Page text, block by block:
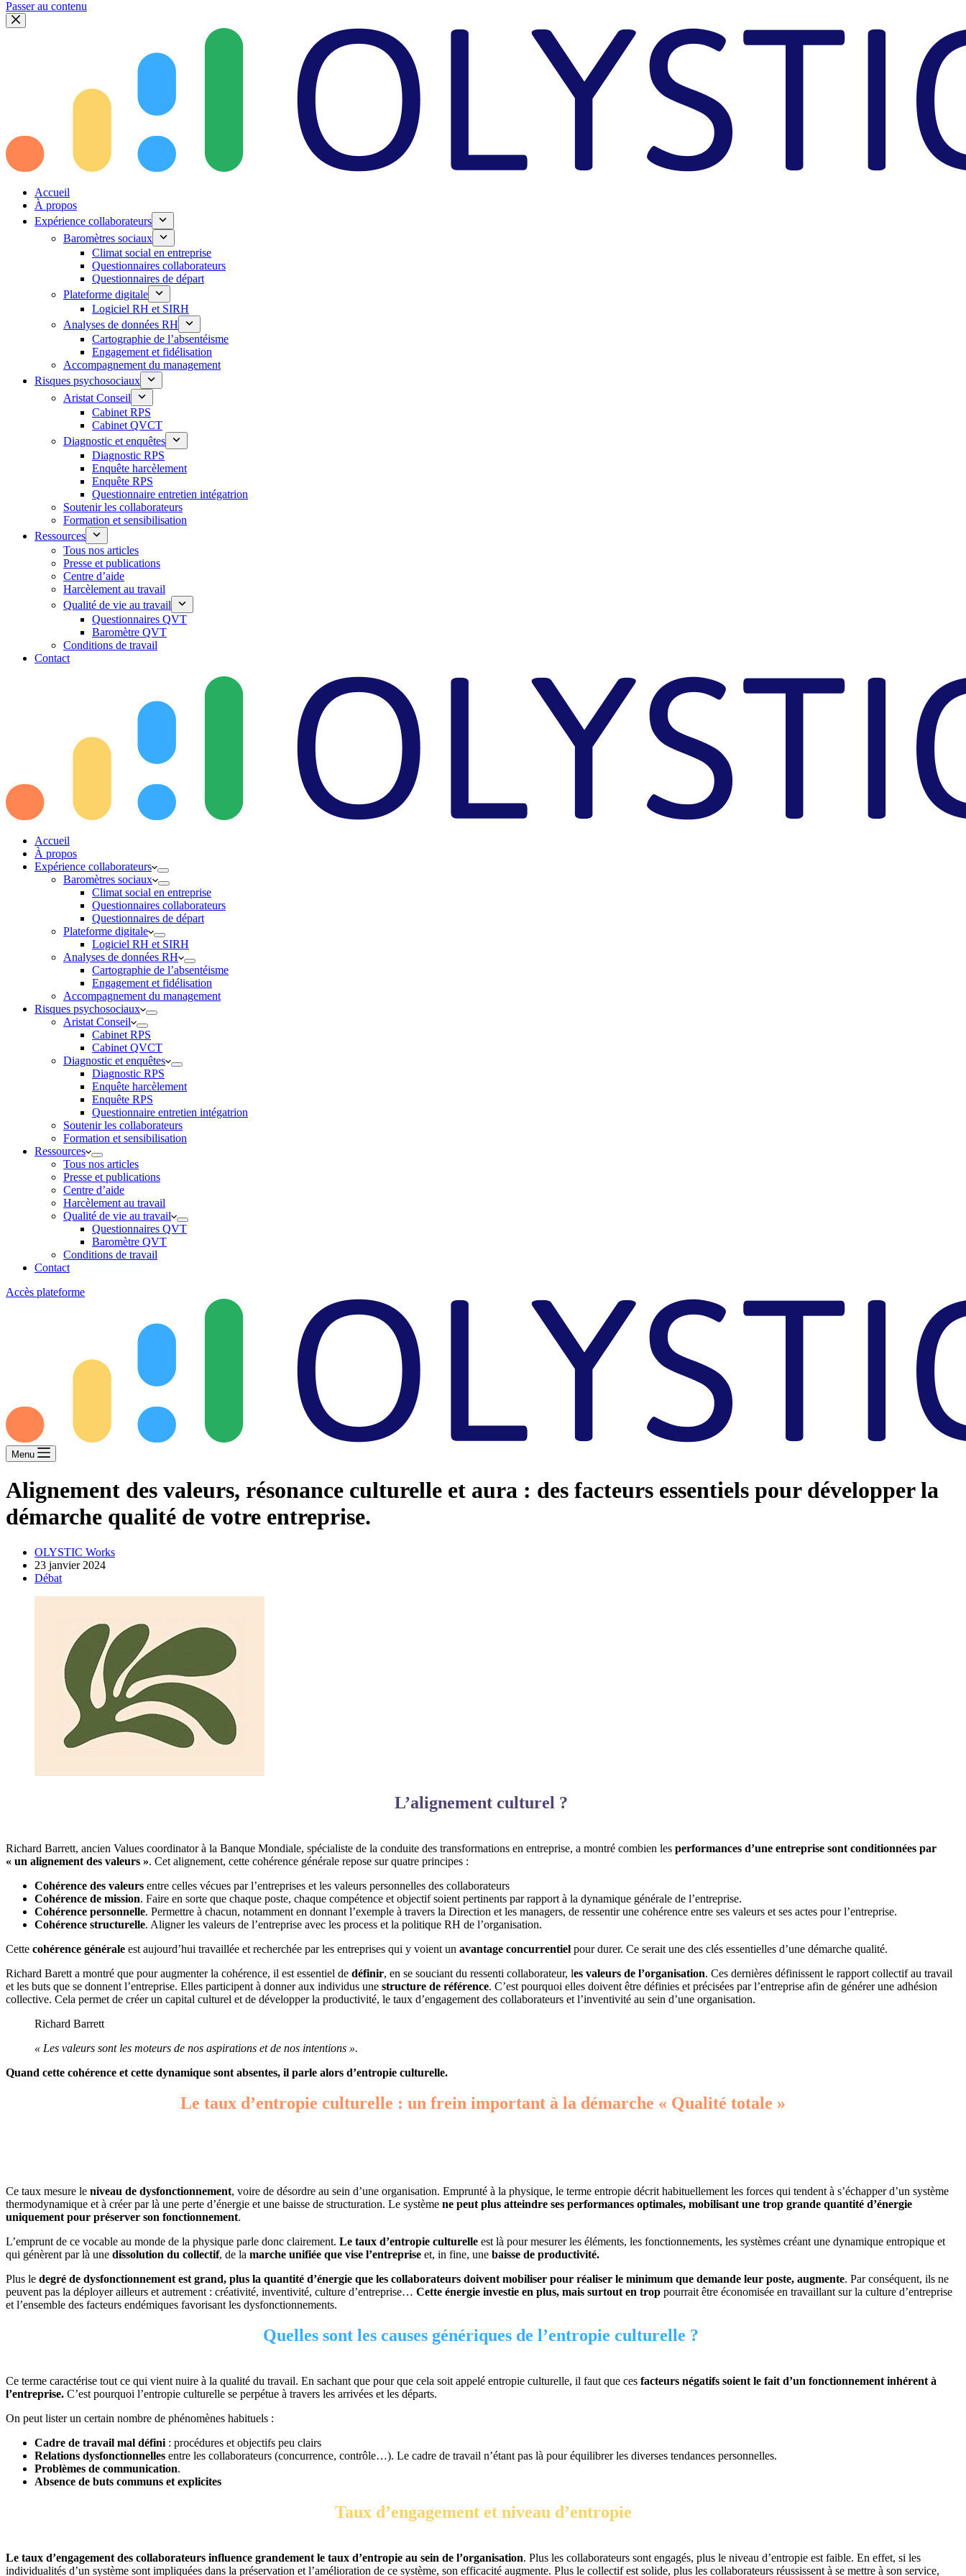
Passer au contenu
Accueil
À propos
Expérience collaborateurs
Baromètres sociaux
Climat social en entreprise
Questionnaires collaborateurs
Questionnaires de départ
Plateforme digitale
Logiciel RH et SIRH
Analyses de données RH
Cartographie de l’absentéisme
Engagement et fidélisation
Accompagnement du management
Risques psychosociaux
Aristat Conseil
Cabinet RPS
Cabinet QVCT
Diagnostic et enquêtes
Diagnostic RPS
Enquête harcèlement
Enquête RPS
Questionnaire entretien intégatrion
Soutenir les collaborateurs
Formation et sensibilisation
Ressources
Tous nos articles
Presse et publications
Centre d’aide
Harcèlement au travail
Qualité de vie au travail
Questionnaires QVT
Baromètre QVT
Conditions de travail
Contact
Accueil
À propos
Expérience collaborateurs
Baromètres sociaux
Climat social en entreprise
Questionnaires collaborateurs
Questionnaires de départ
Plateforme digitale
Logiciel RH et SIRH
Analyses de données RH
Cartographie de l’absentéisme
Engagement et fidélisation
Accompagnement du management
Risques psychosociaux
Aristat Conseil
Cabinet RPS
Cabinet QVCT
Diagnostic et enquêtes
Diagnostic RPS
Enquête harcèlement
Enquête RPS
Questionnaire entretien intégatrion
Soutenir les collaborateurs
Formation et sensibilisation
Ressources
Tous nos articles
Presse et publications
Centre d’aide
Harcèlement au travail
Qualité de vie au travail
Questionnaires QVT
Baromètre QVT
Conditions de travail
Contact
Accès plateforme
Menu
Alignement des valeurs, résonance culturelle et aura : des facteurs essentiels pour développer la
démarche qualité de votre entreprise.
OLYSTIC Works
23 janvier 2024
Débat
L’alignement culturel ?
Richard Barrett, ancien Values coordinator à la Banque Mondiale, spécialiste de la conduite des transformations en entreprise, a montré combien les performances d’une entreprise sont conditionnées par
« un alignement des valeurs ». Cet alignement, cette cohérence générale repose sur quatre principes :
Cohérence des valeurs entre celles vécues par l’entreprises et les valeurs personnelles des collaborateurs
Cohérence de mission. Faire en sorte que chaque poste, chaque compétence et objectif soient pertinents par rapport à la dynamique générale de l’entreprise.
Cohérence personnelle. Permettre à chacun, notamment en donnant l’exemple à travers la Direction et les managers, de ressentir une cohérence entre ses valeurs et ses actes pour l’entreprise.
Cohérence structurelle. Aligner les valeurs de l’entreprise avec les process et la politique RH de l’organisation.
Cette cohérence générale est aujourd’hui travaillée et recherchée par les entreprises qui y voient un avantage concurrentiel pour durer. Ce serait une des clés essentielles d’une démarche qualité.
Richard Barett a montré que pour augmenter la cohérence, il est essentiel de définir, en se souciant du ressenti collaborateur, les valeurs de l’organisation. Ces dernières définissent le rapport collectif au travail
et les buts que se donnent l’entreprise. Elles participent à donner aux individus une structure de référence. C’est pourquoi elles doivent être définies et précisées par l’entreprise afin de générer une adhésion
collective. Cela permet de créer un capital culturel et de développer la productivité, le taux d’engagement des collaborateurs et l’inventivité au sein d’une organisation.
Richard Barrett
« Les valeurs sont les moteurs de nos aspirations et de nos intentions ».
Quand cette cohérence et cette dynamique sont absentes, il parle alors d’entropie culturelle.
Le taux d’entropie culturelle : un frein important à la démarche « Qualité totale »
Ce taux mesure le niveau de dysfonctionnement, voire de désordre au sein d’une organisation. Emprunté à la physique, le terme entropie décrit habituellement les forces qui tendent à s’échapper d’un système
thermodynamique et à créer par là une perte d’énergie et une baisse de structuration. Le système ne peut plus atteindre ses performances optimales, mobilisant une trop grande quantité d’énergie
uniquement pour préserver son fonctionnement.
L’emprunt de ce vocable au monde de la physique parle donc clairement. Le taux d’entropie culturelle est là pour mesurer les éléments, les fonctionnements, les systèmes créant une dynamique entropique et
qui génèrent par là une dissolution du collectif, de la marche unifiée que vise l’entreprise et, in fine, une baisse de productivité.
Plus le degré de dysfonctionnement est grand, plus la quantité d’énergie que les collaborateurs doivent mobiliser pour réaliser le minimum que demande leur poste, augmente. Par conséquent, ils ne
peuvent pas la déployer ailleurs et autrement : créativité, inventivité, culture d’entreprise… Cette énergie investie en plus, mais surtout en trop pourrait être économisée en travaillant sur la culture d’entreprise
et l’ensemble des facteurs endémiques favorisant les dysfonctionnements.
Quelles sont les causes génériques de l’entropie culturelle ?
Ce terme caractérise tout ce qui vient nuire à la qualité du travail. En sachant que pour que cela soit appelé entropie culturelle, il faut que ces facteurs négatifs soient le fait d’un fonctionnement inhérent à
l’entreprise. C’est pourquoi l’entropie culturelle se perpétue à travers les arrivées et les départs.
On peut lister un certain nombre de phénomènes habituels :
Cadre de travail mal défini : procédures et objectifs peu clairs
Relations dysfonctionnelles entre les collaborateurs (concurrence, contrôle…). Le cadre de travail n’étant pas là pour équilibrer les diverses tendances personnelles.
Problèmes de communication.
Absence de buts communs et explicites
Taux d’engagement et niveau d’entropie
Le taux d’engagement des collaborateurs influence grandement le taux d’entropie au sein de l’organisation. Plus les collaborateurs sont engagés, plus le niveau d’entropie est faible. En effet, si les
individualités d’un système sont impliquées dans la préservation et l’amélioration de ce système, son efficacité augmente. Plus le collectif est solide, plus les collaborateurs réussissent à se mettre à son service,